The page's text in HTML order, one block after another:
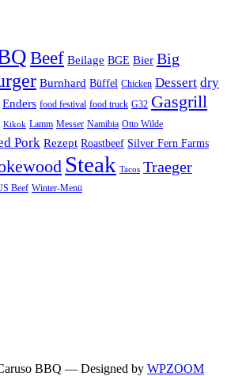
Beef Beilage BGE Bier Big
Burnhard Büffel Chicken Dessert dry
Enders food festival food truck G32 Gasgrill
Kikok Lamm Messer Namibia Otto Wilde
Pork Rezept Roastbeef Silver Fern Farms
Steak Tacos Traeger
Beef Winter-Menü
BBQ — Designed by WPZOOM